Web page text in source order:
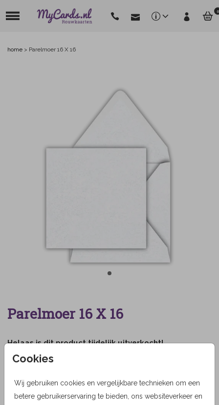
0
Cookies
Wij gebruiken cookies en vergelijkbare technieken om een
betere gebruikerservaring te bieden, ons websiteverkeer en
home > Parelmoer 16 X 16
Parelmoer 16 X 16
Helaas is dit product tijdelijk uitverkocht!
Heb je vragen? Neem dan contact met ons op.
OMSCHRIJVING
parelmoer 16 x 16